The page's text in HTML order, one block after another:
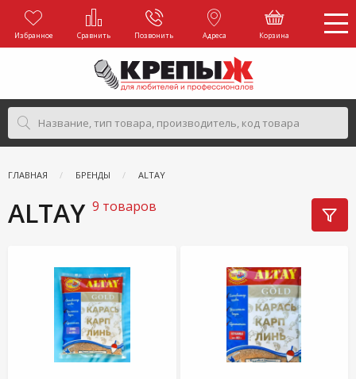
Избранное Сравнить Позвонить Адреса Корзина
ГЛАВНАЯ БРЕНДЫ ALTAY
ALTAY 9 товаров